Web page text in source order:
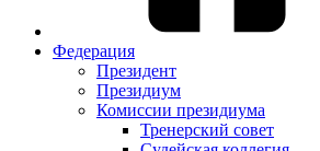
Федерация
Президент
Президиум
Комиссии президиума
Тренерский совет